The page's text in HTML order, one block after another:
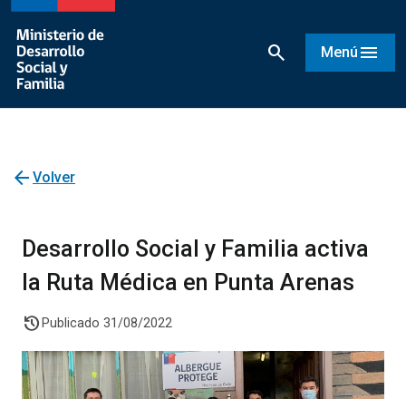
search Menú menu
arrow_back Volver
Desarrollo Social y Familia activa
la Ruta Médica en Punta Arenas
history Publicado 31/08/2022